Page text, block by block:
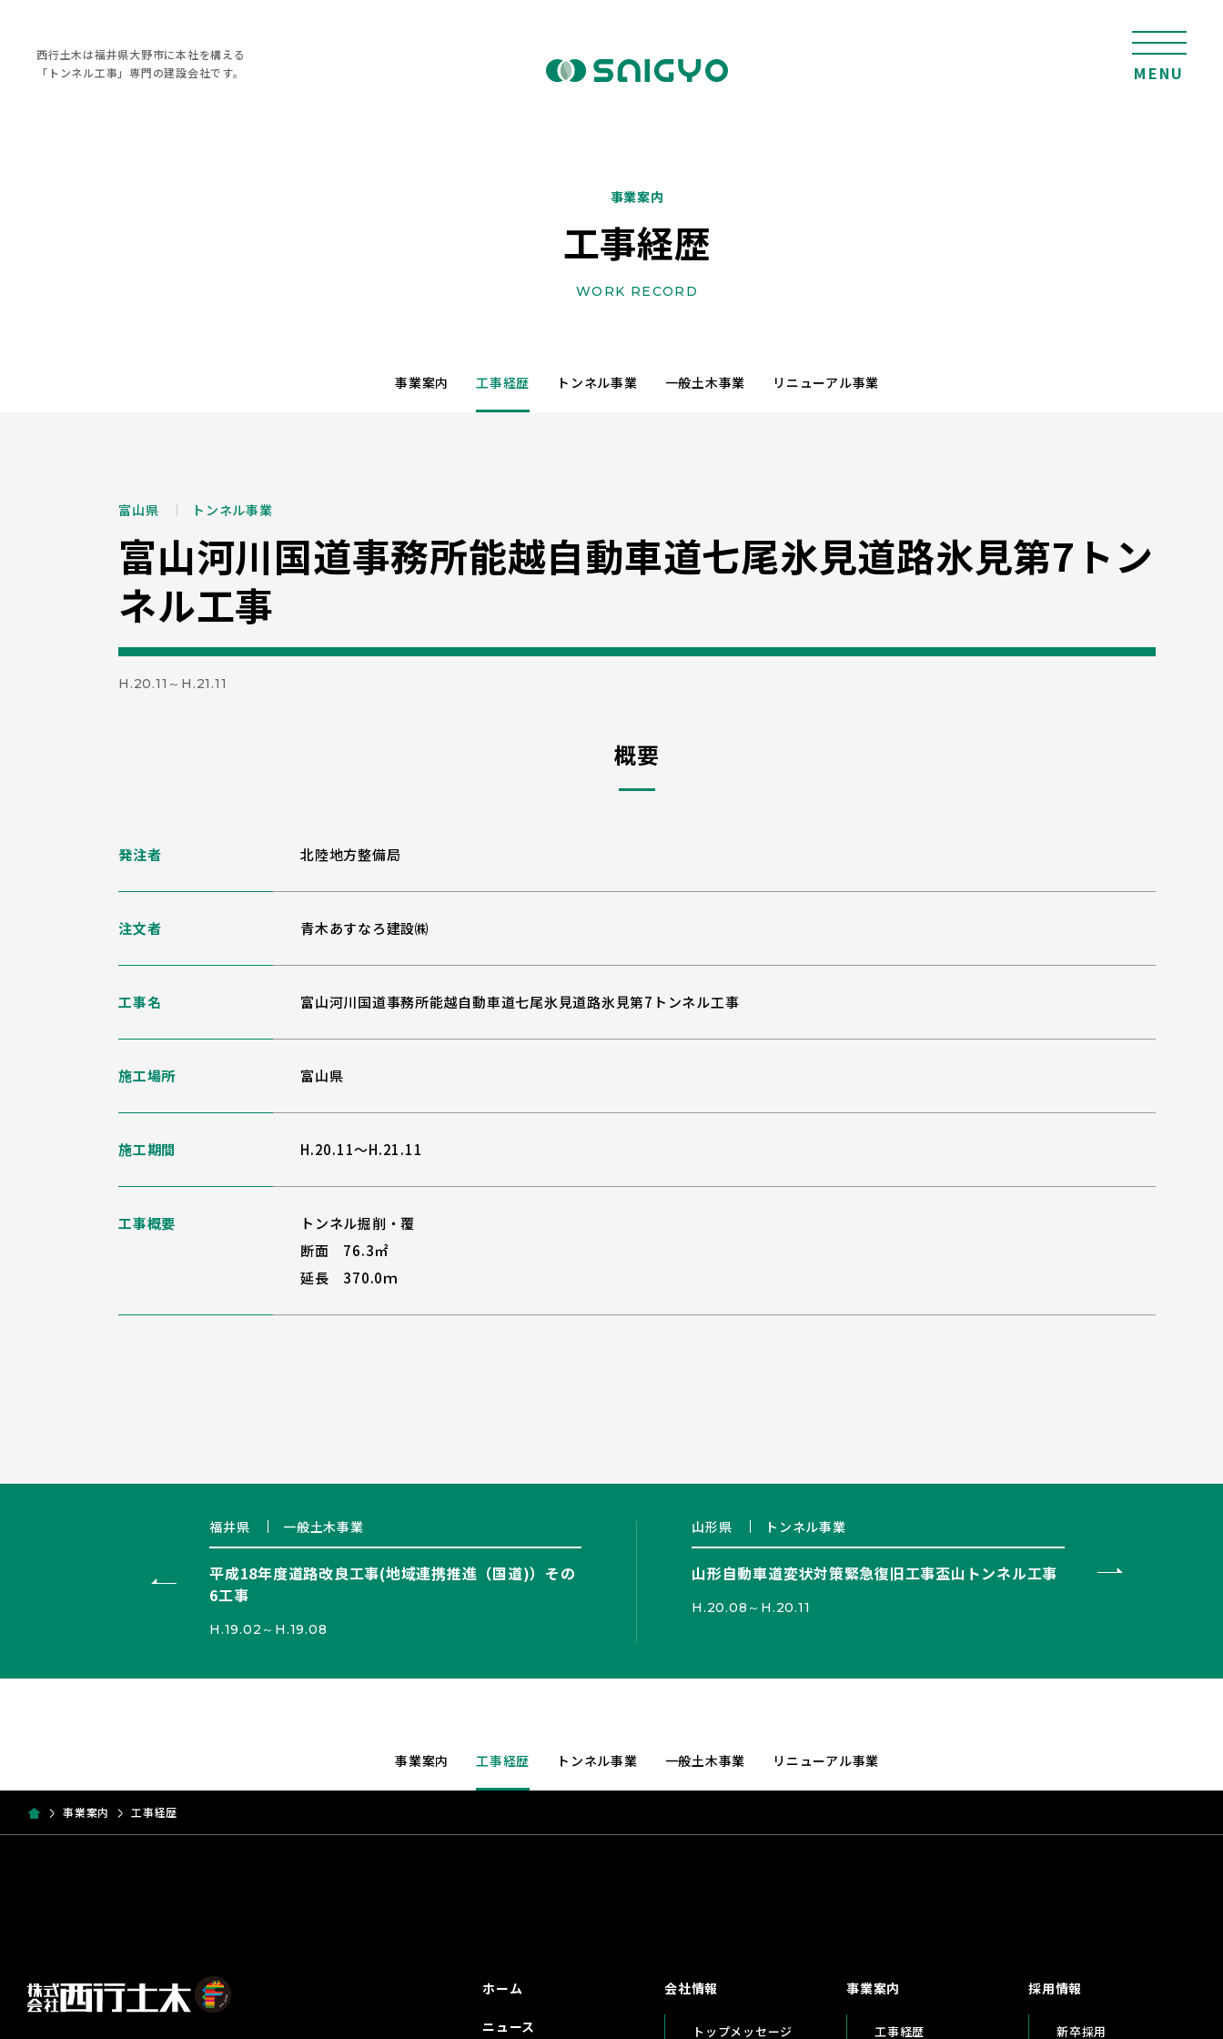
西行土木は福井県大野市に本社を構える
「トンネル工事」専門の建設会社です。
MENU
事業案内
工事経歴
WORK RECORD
事業案内 工事経歴 トンネル事業 一般土木事業 リニューアル事業
富山県 トンネル事業
富山河川国道事務所能越自動車道七尾氷見道路氷見第7トン
ネル工事
H.20.11～H.21.11
概要
発注者 北陸地方整備局
注文者 青木あすなろ建設㈱
工事名 富山河川国道事務所能越自動車道七尾氷見道路氷見第7トンネル工事
施工場所 富山県
施工期間 H.20.11～H.21.11
工事概要
トンネル掘削・覆
断面 76.3㎡
延長 370.0ｍ
福井県 一般土木事業
平成18年度道路改良工事(地域連携推進（国道)）その
6工事
H.19.02～H.19.08
山形県 トンネル事業
山形自動車道変状対策緊急復旧工事盃山トンネル工事
H.20.08～H.20.11
事業案内 工事経歴 トンネル事業 一般土木事業 リニューアル事業
事業案内 工事経歴
ホーム
ニュース
会社情報
トップメッセージ
事業案内
工事経歴
採用情報
新卒採用